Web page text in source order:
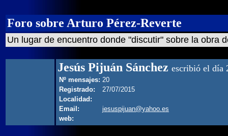
Foro sobre Arturo Pérez-Reverte
Un lugar de encuentro donde "discutir" sobre la obra
Jesús Pijuán Sánchez escribió el día
Nº mensajes: 20
Registrado:
27/07/2015
Localidad:
Email:
jesuspijuan@yahoo.es
web: